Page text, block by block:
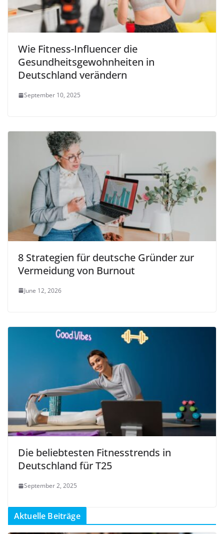
Wie Fitness-Influencer die
Gesundheitsgewohnheiten in
Deutschland verändern
September 10, 2025
8 Strategien für deutsche Gründer zur
Vermeidung von Burnout
June 12, 2026
Die beliebtesten Fitnesstrends in
Deutschland für T25
September 2, 2025
Aktuelle Beiträge